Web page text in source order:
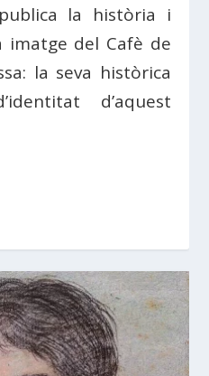
la història i
imatge del Cafè de
la seva històrica
d’aquest